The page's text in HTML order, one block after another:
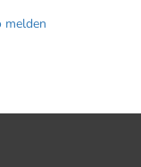
melden